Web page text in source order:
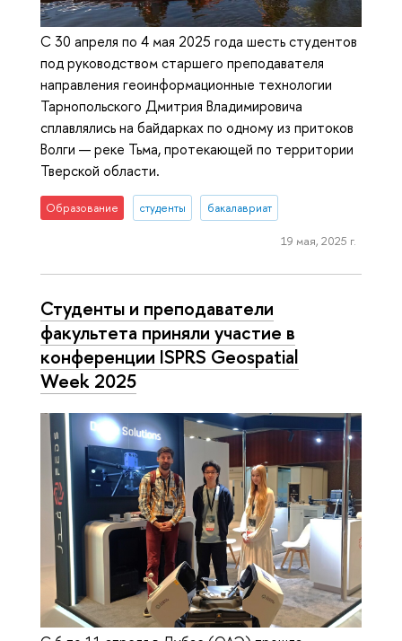
С 30 апреля по 4 мая 2025 года шесть студентов
под руководством старшего преподавателя
направления геоинформационные технологии
Тарнопольского Дмитрия Владимировича
сплавлялись на байдарках по одному из притоков
Волги — реке Тьма, протекающей по территории
Тверской области.
Образование студенты бакалавриат
19 мая, 2025 г.
Студенты и преподаватели
факультета приняли участие в
конференции ISPRS Geospatial
Week 2025